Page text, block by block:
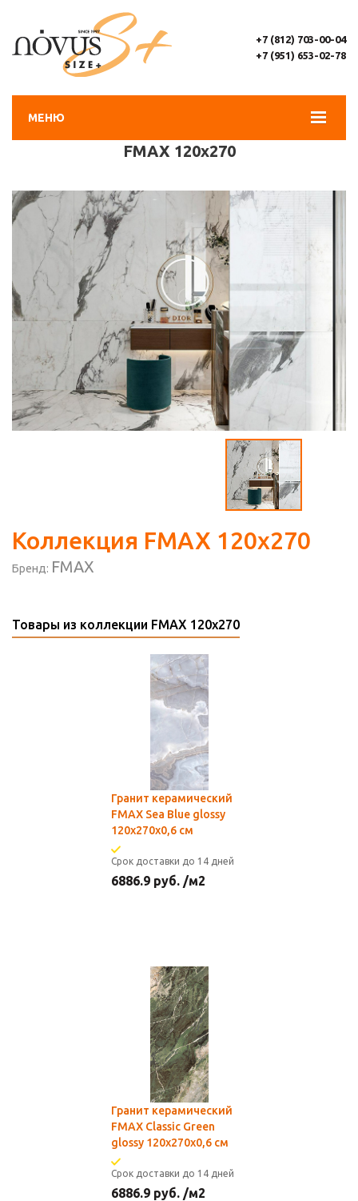
МЕНЮ
+7 (812) 703-00-04
+7 (951) 653-02-78
FMAX 120х270
Коллекция FMAX 120х270
Бренд: FMAX
Товары из коллекции FMAX 120х270
Гранит керамический
FMAX Sea Blue glossy
120х270х0,6 см
Срок доставки до 14 дней
6886.9 руб. /м2
Гранит керамический
FMAX Classic Green
glossy 120х270х0,6 см
Срок доставки до 14 дней
6886.9 руб. /м2